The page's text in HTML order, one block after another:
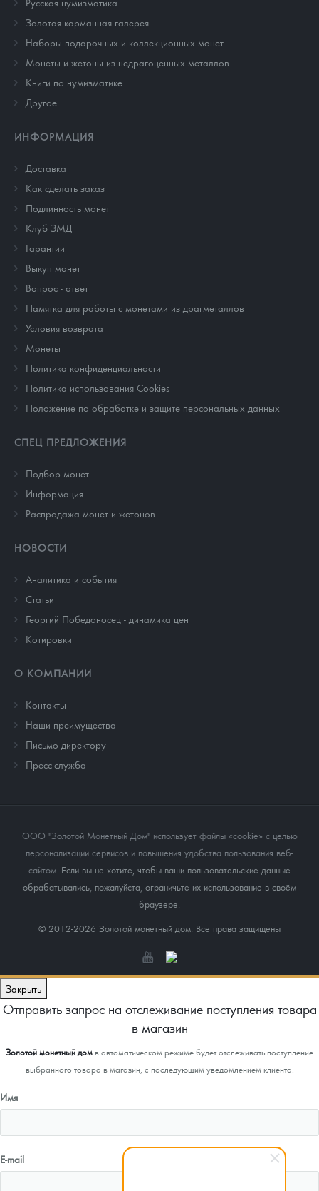
Золотая карманная галерея
Наборы подарочных и коллекционных монет
Монеты и жетоны из недрагоценных металлов
Книги по нумизматике
Другое
ИНФОРМАЦИЯ
Доставка
Как сделать заказ
Подлинность монет
Клуб ЗМД
Гарантии
Выкуп монет
Вопрос - ответ
Памятка для работы с монетами из драгметаллов
Условия возврата
Монеты
Политика конфиденциальности
Политика использования Cookies
Положение по обработке и защите персональных данных
СПЕЦ ПРЕДЛОЖЕНИЯ
Подбор монет
Информация
Распродажа монет и жетонов
НОВОСТИ
Аналитика и события
Cтатьи
Георгий Победоносец - динамика цен
Котировки
О КОМПАНИИ
Контакты
Наши преимущества
Письмо директору
Пресс-служба
ООО "Золотой Монетный Дом" использует файлы «cookie» с целью
персонализации сервисов и повышения удобства пользования веб-
сайтом. Если вы не хотите, чтобы ваши пользовательские данные
обрабатывались, пожалуйста, ограничьте их использование в своём
браузере.
© 2012-2026 Золотой монетный дом. Все права защищены
Закрыть
Отправить запрос на отслеживание поступления товара
в магазин
Золотой монетный домв автоматическом режиме будет отслеживать поступление
выбранного товара в магазин, с последующим уведомлением клиента.
Имя
E-mail